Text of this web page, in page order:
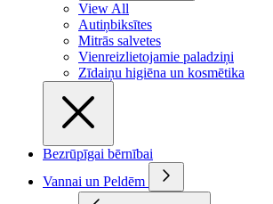
View All
Autiņbiksītes
Mitrās salvetes
Vienreizlietojamie paladziņi
Zīdaiņu higiēna un kosmētika
Bezrūpīgai bērnībai
Vannai un Peldēm